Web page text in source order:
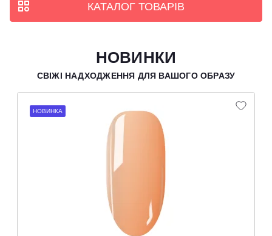
КАТАЛОГ ТОВАРІВ
НОВИНКИ
СВІЖІ НАДХОДЖЕННЯ ДЛЯ ВАШОГО ОБРАЗУ
НОВИНКА